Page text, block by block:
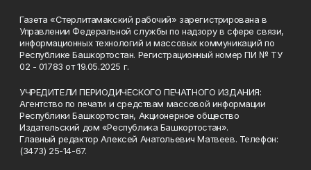
Газета «Стерлитамакский рабочий» зарегистрирована в
Управлении Федеральной службы по надзору в сфере связи,
информационных технологий и массовых коммуникаций по
Республике Башкортостан. Регистрационный номер ПИ № ТУ
02 - 01783 от 19.05.2025 г.
УЧРЕДИТЕЛИ ПЕРИОДИЧЕСКОГО ПЕЧАТНОГО ИЗДАНИЯ:
Агентство по печати и средствам массовой информации
Республики Башкортостан, Акционерное общество
Издательский дом «Республика Башкортостан».
Главный редактор Алексей Анатольевич Матвеев. Телефон:
(3473) 25-14-67.